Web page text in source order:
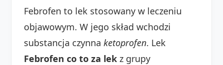
Febrofen to lek stosowany w leczeniu
objawowym. W jego skład wchodzi
substancja czynna ketoprofen. Lek
Febrofen co to za lek z grupy